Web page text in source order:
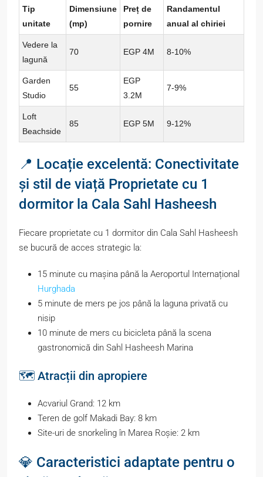
Tip
unitate
Dimensiune
(mp)
Preț de
pornire
Randamentul
anual al chiriei
Vedere la
lagună
70 EGP 4M 8-10%
Garden
Studio
55
EGP
3.2M
7-9%
Loft
Beachside
85 EGP 5M 9-12%
📍 Locație excelentă: Conectivitate
și stil de viață Proprietate cu 1
dormitor la Cala Sahl Hasheesh
Fiecare proprietate cu 1 dormitor din Cala Sahl Hasheesh
se bucură de acces strategic la:
15 minute cu mașina până la Aeroportul Internațional
Hurghada
5 minute de mers pe jos până la laguna privată cu
nisip
10 minute de mers cu bicicleta până la scena
gastronomică din Sahl Hasheesh Marina
🗺️ Atracții din apropiere
Acvariul Grand: 12 km
Teren de golf Makadi Bay: 8 km
Site-uri de snorkeling în Marea Roșie: 2 km
💎 Caracteristici adaptate pentru o